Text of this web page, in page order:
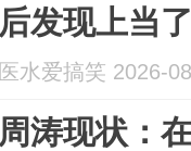
后发现上当
医水爱搞笑 2026-
周涛现状：